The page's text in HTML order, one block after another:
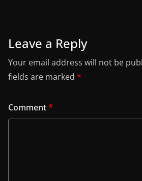
Leave a Reply
Your email address will not be
fields are marked *
Comment*